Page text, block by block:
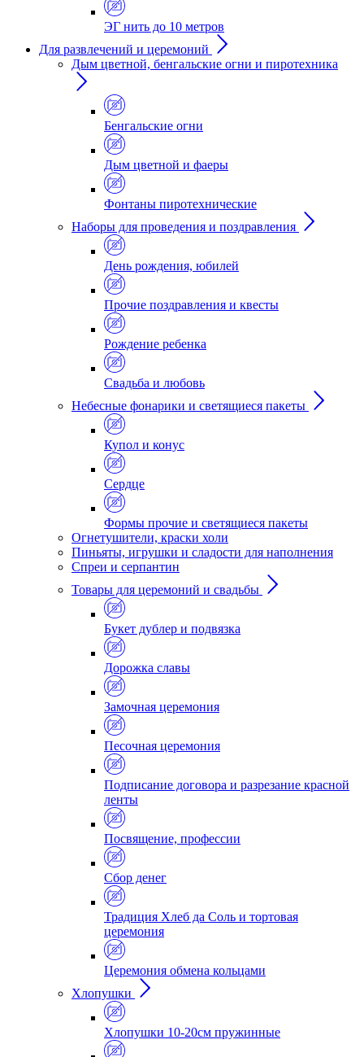
ЭГ нить до 10 метров
Для развлечений и церемоний
Дым цветной, бенгальские огни и пиротехника
Бенгальские огни
Дым цветной и фаеры
Фонтаны пиротехнические
Наборы для проведения и поздравления
День рождения, юбилей
Прочие поздравления и квесты
Рождение ребенка
Свадьба и любовь
Небесные фонарики и светящиеся пакеты
Купол и конус
Сердце
Формы прочие и светящиеся пакеты
Огнетушители, краски холи
Пиньяты, игрушки и сладости для наполнения
Спреи и серпантин
Товары для церемоний и свадьбы
Букет дублер и подвязка
Дорожка славы
Замочная церемония
Песочная церемония
Подписание договора и разрезание красной
ленты
Посвящение, профессии
Сбор денег
Традиция Хлеб да Соль и тортовая
церемония
Церемония обмена кольцами
Хлопушки
Хлопушки 10-20см пружинные